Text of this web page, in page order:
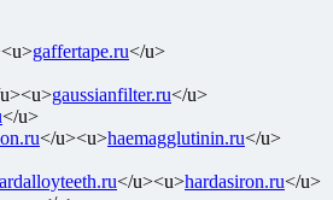
gaffertape.ru</u>
gaussianfilter.ru</u>
</u>
</u><u>haemagglutinin.ru</u>
</u><u>hardasiron.ru</u>